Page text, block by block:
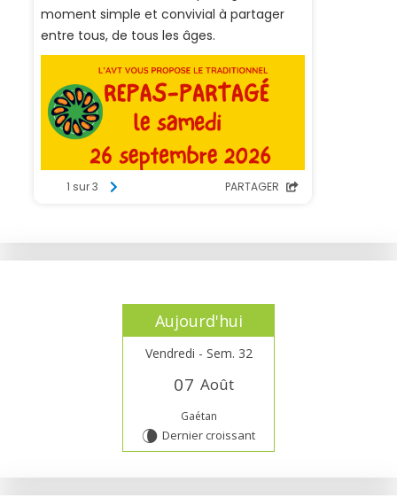
Aujourd'hui
Vendredi - Sem. 32
07 Août
Gaétan
V Dernier croissant